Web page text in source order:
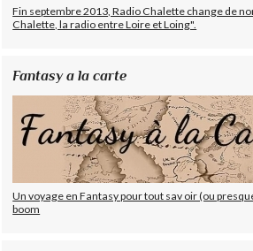
Fin septembre 2013, Radio Chalette change de
Chalette, la radio entre Loire et Loing".
Fantasy a la carte
Un voyage en Fantasy pour tout sav oir (ou
boom